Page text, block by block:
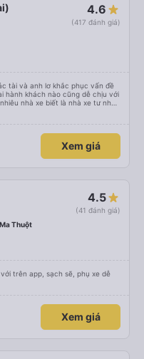
4.6
(417 đánh giá)
tài và anh lơ khắc phục vấn đề
hành khách nào cũng dễ chịu với
nhà xe biết là nhà xe tư nhân
Trang Busline, từ tổng đài cho
Xem giá
4.5
(41 đánh giá)
Thuột
trên app, sạch sẽ, phụ xe dễ
Xem giá